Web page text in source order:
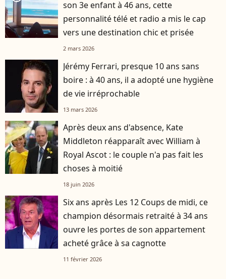
son 3e enfant à 46 ans, cette
personnalité télé et radio a mis le cap
vers une destination chic et prisée
2 mars 2026
Jérémy Ferrari, presque 10 ans sans
boire : à 40 ans, il a adopté une hygiène
de vie irréprochable
13 mars 2026
Après deux ans d'absence, Kate
Middleton réapparaît avec William à
Royal Ascot : le couple n'a pas fait les
choses à moitié
18 juin 2026
Six ans après Les 12 Coups de midi, ce
champion désormais retraité à 34 ans
ouvre les portes de son appartement
acheté grâce à sa cagnotte
11 février 2026